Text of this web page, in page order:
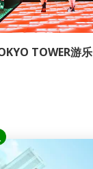
TOWER游